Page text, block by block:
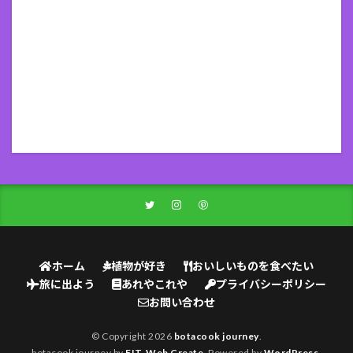
ホーム 植物が好き
おいしいものを食べたい
旅に出よう
あれやこれや
プライバシーポリシー
お問い合わせ
© Copyright 2026 botacook journey.